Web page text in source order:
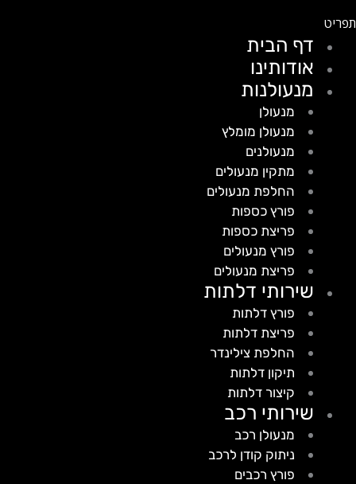
דף הבית
אודותינו
מנעולנות
מנעולן
מנעולן מומלץ
מנעולנים
מתקין מנעולים
החלפת מנעולים
פורץ כספות
פריצת כספות
פורץ מנעולים
פריצת מנעולים
שירותי דלתות
פורץ דלתות
פריצת דלתות
החלפת צילינדר
תיקון דלתות
קיצור דלתות
שירותי רכב
מנעולן רכב
ניתוק קודן לרכב
פורץ רכבים